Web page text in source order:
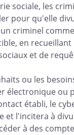
sociale, les
pour qu'elle
criminel
en
et de
ou les
électronique ou
établi, le
et l'incitera à
à des